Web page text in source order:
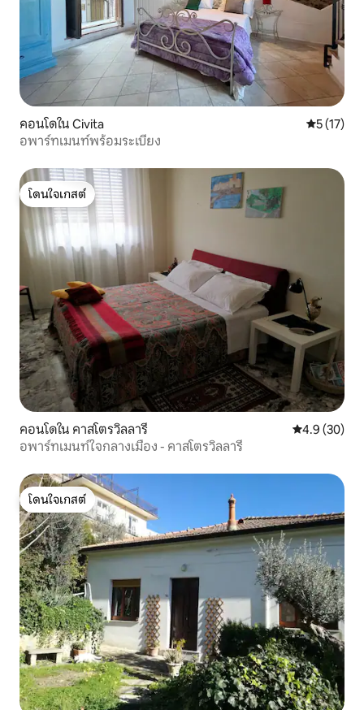
คอนโดใน Civita คะแนนเฉลี่
5 (17)
อพาร์ทเมนท์พร้อมระเบียง
โดนใจเกสต์
โดนใจเกสต์
คอนโดใน คาสโตรวิลลารี คะแนนเฉลี่ย
4.9 (30)
อพาร์ทเมนท์ใจกลางเมือง - คาสโตรวิลลารี
โดนใจเกสต์
โดนใจเกสต์